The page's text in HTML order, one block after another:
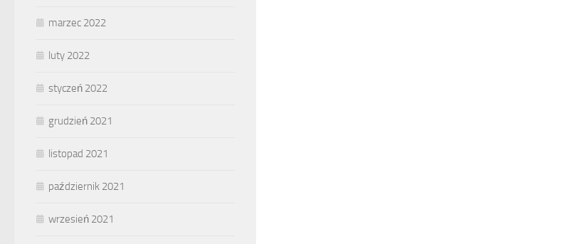
marzec 2022
luty 2022
styczeń 2022
grudzień 2021
listopad 2021
październik 2021
wrzesień 2021